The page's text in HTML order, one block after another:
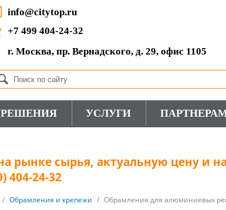
info@citytop.ru
+7 499 404-24-32
г. Москва, пр. Вернадского, д. 29, офис 1105
УСЛУГИ
рынке сырья, актуальную цену и
404-24-32
/ Обрамления и крепежи / Обрамления для алюминиевых